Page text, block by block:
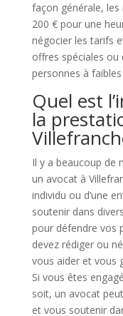
façon générale,
200 € pour une
négocier les tarifs
offres spéciales
personnes à
Quel est
la
Il y a beaucoup de
un avocat à
individu ou d’une
soutenir dans
pour défendre vos
devez rédiger ou
vous aider et vous
Si vous êtes
soit, un avocat
et vous soutenir